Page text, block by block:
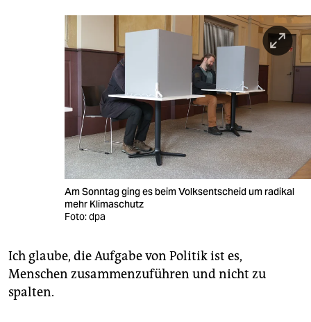
Am Sonntag ging es beim Volksentscheid um radikal
mehr Klimaschutz
Foto: dpa
Ich glaube, die Aufgabe von Politik ist es,
Menschen zusammenzuführen und nicht zu
spalten.